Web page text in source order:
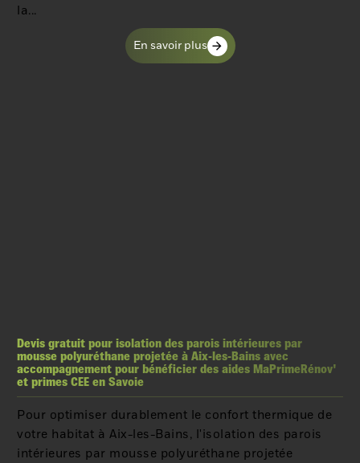
la...
En savoir plus
Devis gratuit pour isolation des parois intérieures par
mousse polyuréthane projetée à Aix-les-Bains avec
accompagnement pour bénéficier des aides MaPrimeRénov'
et primes CEE en Savoie
Pour optimiser durablement le confort thermique de
votre habitat à Aix-les-Bains, l'isolation des parois
intérieures par mousse polyuréthane projetée